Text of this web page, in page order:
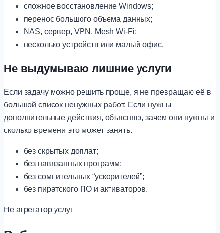
сложное восстановление Windows;
перенос большого объема данных;
NAS, сервер, VPN, Mesh Wi-Fi;
несколько устройств или малый офис.
Не выдумываю лишние услуги
Если задачу можно решить проще, я не превращаю её в
большой список ненужных работ. Если нужны
дополнительные действия, объясняю, зачем они нужны и
сколько времени это может занять.
без скрытых доплат;
без навязанных программ;
без сомнительных “ускорителей”;
без пиратского ПО и активаторов.
Не агрегатор услуг